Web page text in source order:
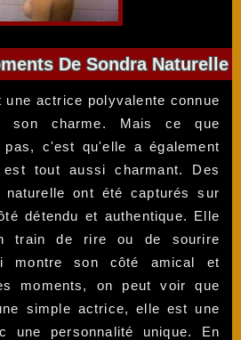
De Sondra Naturelle
actrice polyvalente connue
son charme. Mais ce que
pas, c'est qu'elle a également
tout aussi charmant. Des
naturelle ont été capturés sur
détendu et authentique. Elle
train de rire ou de sourire
montre son côté amical et
moments, on peut voir que
simple actrice, elle est une
une personnalité unique. En